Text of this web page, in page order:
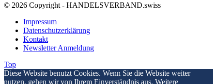
© 2026 Copyright - HANDELSVERBAND.swiss
Impressum
Datenschutzerklärung
Kontakt
Newsletter Anmeldung
Top
Diese Website benutzt Cookies. Wenn Sie die Website weiter
nutzen, gehen wir von Ihrem Einverständnis aus. Weitere